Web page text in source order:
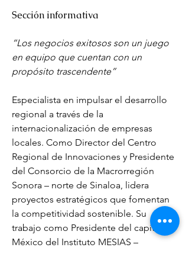
Sección informativa
“Los negocios exitosos son un juego
en equipo que cuentan con un
propósito trascendente”
Especialista en impulsar el desarrollo
regional a través de la
internacionalización de empresas
locales. Como Director del Centro
Regional de Innovaciones y Presidente
del Consorcio de la Macrorregión
Sonora – norte de Sinaloa, lidera
proyectos estratégicos que fomentan
la competitividad sostenible. Su
trabajo como Presidente del capítulo
México del Instituto MESIAS –